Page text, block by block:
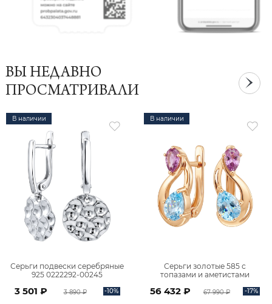
ВЫ НЕДАВНО
ПРОСМАТРИВАЛИ
В наличии
Серьги подвески серебряные
925 0222292-00245
3 501 ₽ 3 890 ₽ -10%
В наличии
Серьги золотые 585 с
топазами и аметистами
56 432 ₽ 67 990 ₽ -17%